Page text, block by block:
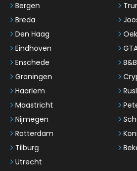
Bergen
Breda
Den Haag
Eindhoven
Enschede
Groningen
Haarlem
Maastricht
Nijmegen
Rotterdam
Tilburg
Utrecht